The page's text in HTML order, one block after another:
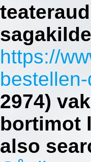
https://
2974)
bortimot
also